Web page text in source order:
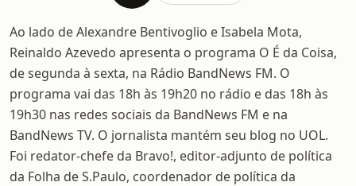
Ao lado de Alexandre Bentivoglio e Isabela Mota,
Reinaldo Azevedo apresenta o programa O É da Coisa,
de segunda à sexta, na Rádio BandNews FM. O
programa vai das 18h às 19h20 no rádio e das 18h às
19h30 nas redes sociais da BandNews FM e na
BandNews TV. O jornalista mantém seu blog no UOL.
Foi redator-chefe da Bravo!, editor-adjunto de política
da Folha de S.Paulo, coordenador de política da